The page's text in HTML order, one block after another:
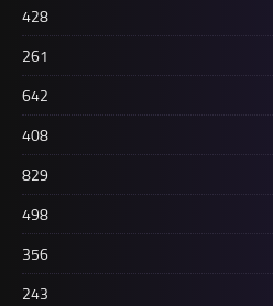
428
261
642
408
829
498
356
243